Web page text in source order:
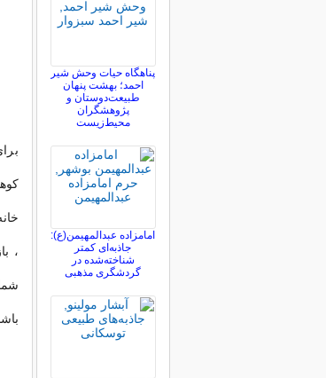
،
پناهگاه حیات وحش شیر
احمد؛ بهشت پنهان
طبیعت‌دوستان و
پژوهشگران
محیط‌زیست
امامزاده عبدالمهیمن(ع):
جاذبه‌ای کمتر
شناخته‌شده در
گردشگری مذهبی